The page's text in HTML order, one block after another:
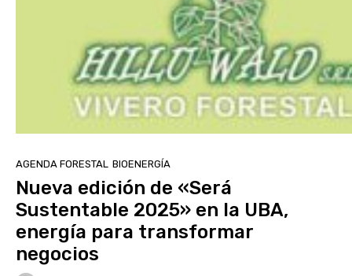
AGENDA FORESTAL BIOENERGÍA
Nueva edición de «Será
Sustentable 2025» en la UBA,
energía para transformar
negocios